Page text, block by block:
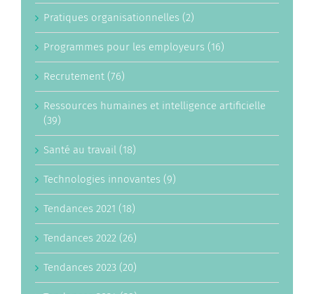
Pratiques organisationnelles (2)
Programmes pour les employeurs (16)
Recrutement (76)
Ressources humaines et intelligence artificielle
(39)
Santé au travail (18)
Technologies innovantes (9)
Tendances 2021 (18)
Tendances 2022 (26)
Tendances 2023 (20)